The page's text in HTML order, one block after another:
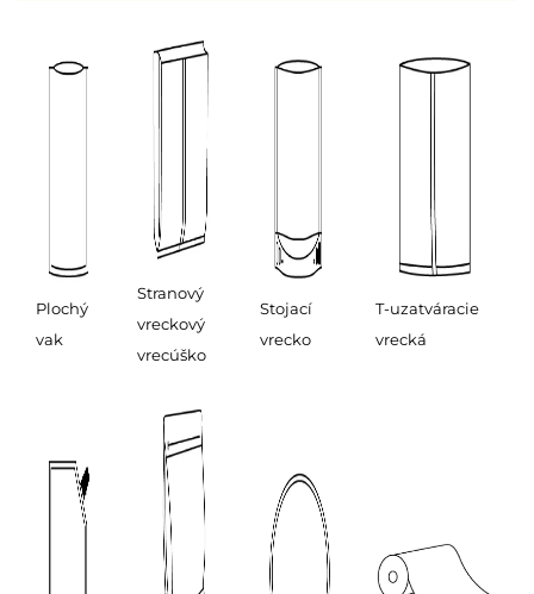
Plochý
vak
Stranový
vreckový
vrecúško
Stojací
vrecko
T-uzatváracie
vrecká